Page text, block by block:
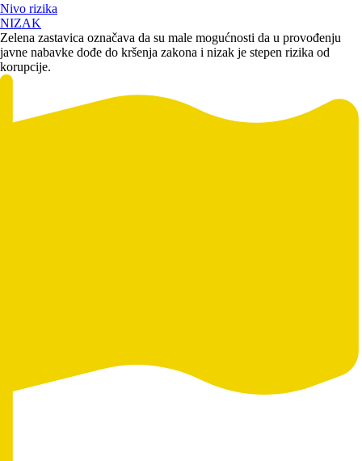
Nivo rizika
NIZAK
Zelena zastavica označava da su male mogućnosti da u provođenju
javne nabavke dođe do kršenja zakona i nizak je stepen rizika od
korupcije.